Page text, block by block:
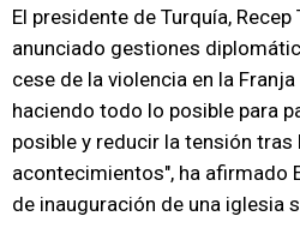
El presidente de Turquía, Recep
anunciado gestiones
cese de la violencia en la
haciendo todo lo posible para
posible y reducir la tensión
acontecimientos", ha afirmado
de inauguración de una iglesia